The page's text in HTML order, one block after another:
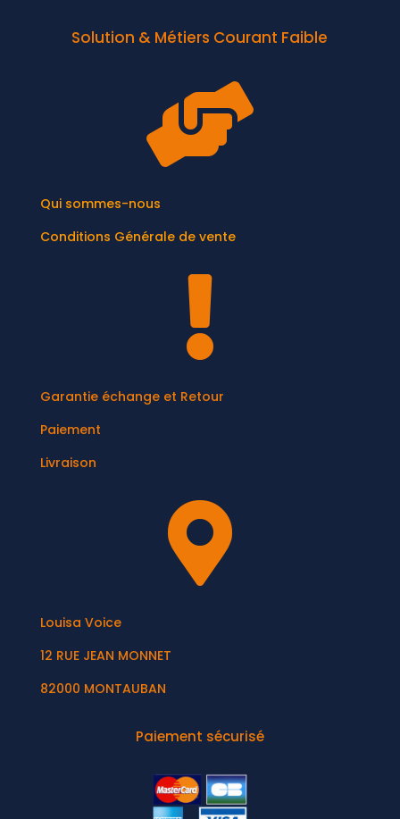
Solution & Métiers Courant Faible

Qui sommes-nous
Conditions Générale de vente

Garantie échange et Retour
Paiement
Livraison

Louisa Voice
12 RUE JEAN MONNET
82000 MONTAUBAN
Paiement sécurisé